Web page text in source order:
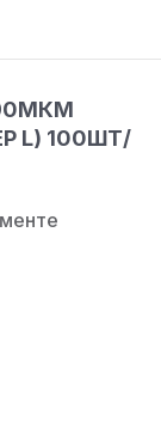
L) 100ШТ/